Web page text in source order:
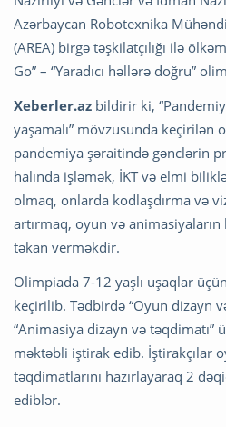
Azərbaycan Robotexnika
(AREA) birgə təşkilatçılığı ilə
Go” – “Yaradıcı həllərə doğru”
Xeberler.az bildirir ki,
yaşamalı” mövzusunda keçirilən
pandemiya şəraitində gənclərin
halında işləmək, İKT və elmi
olmaq, onlarda kodlaşdırma və
artırmaq, oyun və animasiyaların
təkan verməkdir.
Olimpiada 7-12 yaşlı uşaqlar
keçirilib. Tədbirdə “Oyun dizayn
“Animasiya dizayn və
məktəbli iştirak edib. İştirakçılar
təqdimatlarını hazırlayaraq 2
ediblər.